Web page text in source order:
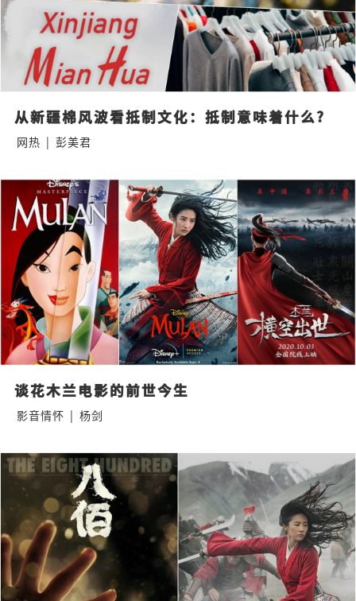
从新疆棉风波看抵制文化：抵制意味着什么?
网热 | 彭美君
谈花木兰电影的前世今生
影音情怀 | 杨剑